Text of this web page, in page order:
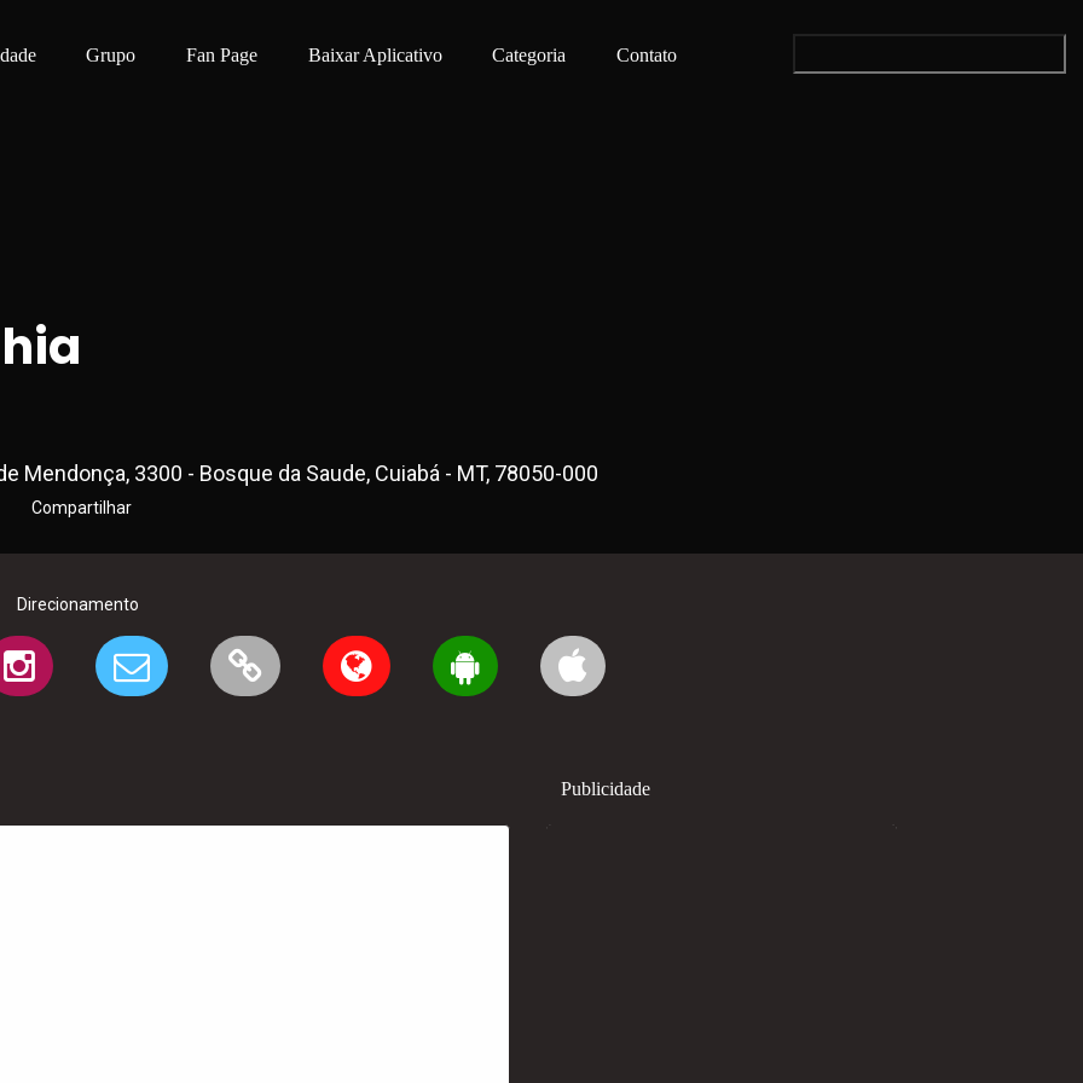
Grupo Fan Page Baixar Aplicativo Categoria Contato
Mendonça, 3300 - Bosque da Saude, Cuiabá - MT, 78050-000
Compartilhar
Direcionamento
Publicidade